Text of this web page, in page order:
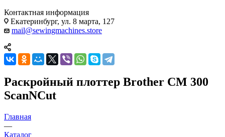
Контактная информация
Екатеринбург, ул. 8 марта, 127
mail@sewingmachines.store
Раскройный плоттер Brother CM 300
ScanNCut
Главная
—
Каталог